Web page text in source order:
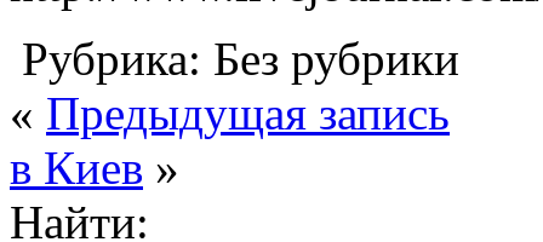
Рубрика: Без рубрики
« Предыдущая запись
в Киев »
Найти: